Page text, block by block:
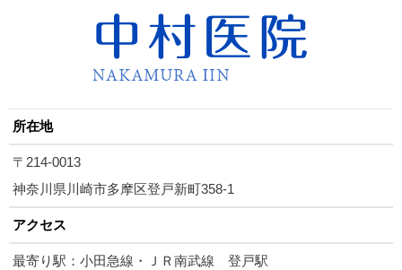
所在地
〒214-0013
神奈川県川崎市多摩区登戸新町358-1
アクセス
最寄り駅：小田急線・ＪＲ南武線 登戸駅